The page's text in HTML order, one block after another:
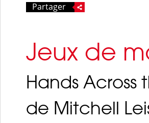
Partager
Jeux de
Hands Across
de Mitchell